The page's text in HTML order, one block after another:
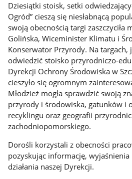
Dziesiątki stoisk, setki
Ogród” cieszą się niesłabnącą
swoją obecnością targi zaszczyciła
Golińska, Wiceminister Klimatu i
Konserwator Przyrody. Na targach,
odwiedzić stoisko przyrodniczo-
Dyrekcji Ochrony Środowiska w
cieszyło się ogromnym
Młodzież mogła sprawdzić swoją
przyrody i środowiska, gatunków i
recyklingu oraz geografii
zachodniopomorskiego.
Dorośli korzystali z obecności
pozyskując informację,
działania naszej Dyrekcji.